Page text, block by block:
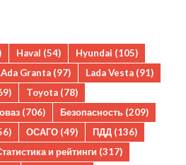
Haval (54) Hyundai (105)
Granta (97) Lada Vesta (91)
Toyota (78)
(706) Безопасность (209)
ОСАГО (49) ПДД (136)
и рейтинги (317)